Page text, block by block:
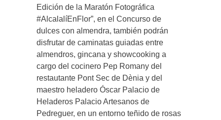
Edición de la Maratón Fotográfica
#AlcalalíEnFlor”, en el Concurso de
dulces con almendra, también podrán
disfrutar de caminatas guiadas entre
almendros, gincana y showcooking a
cargo del cocinero Pep Romany del
restautante Pont Sec de Dènia y del
maestro heladero Óscar Palacio de
Heladeros Palacio Artesanos de
Pedreguer, en un entorno teñido de rosas